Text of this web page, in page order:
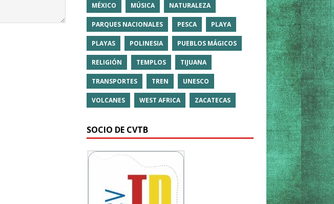
MÉXICO MÚSICA NATURALEZA
PARQUES NACIONALES PESCA PLAYA
PLAYAS POLINESIA PUEBLOS MÁGICOS
RELIGIÓN TEMPLOS TIJUANA
TRANSPORTES TREN UNESCO
VOLCANES WEST AFRICA ZACATECAS
SOCIO DE CVTB